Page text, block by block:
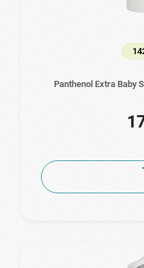
Panthenol Extra Baby